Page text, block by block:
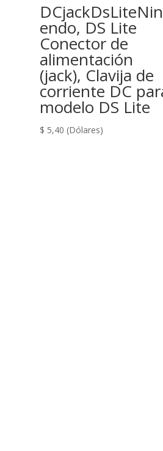
endo, DS Lite
Conector de
alimentación
(jack), Clavija de
corriente DC
modelo DS Lite
$ 5,40 (Dólares)